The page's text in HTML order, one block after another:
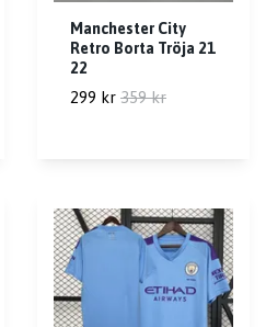
Manchester City
Retro Borta Tröja 21
22
299 kr 359 kr